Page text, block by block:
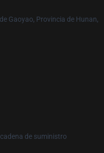
Gaoyao, Provincia de Hunan,
de suministro